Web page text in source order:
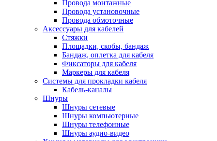
Провода монтажные
Провода установочные
Провода обмоточные
Аксессуары для кабелей
Стяжки
Площадки, скобы, бандаж
Бандаж, оплетка для кабеля
Фиксаторы для кабеля
Маркеры для кабеля
Системы для прокладки кабеля
Кабель-каналы
Шнуры
Шнуры сетевые
Шнуры компьютерные
Шнуры телефонные
Шнуры аудио-видео